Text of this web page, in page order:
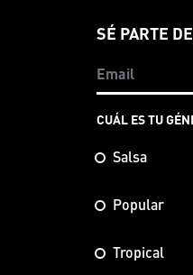
SÉ PARTE
CUÁL ES TU
Salsa
Popular
Tropical